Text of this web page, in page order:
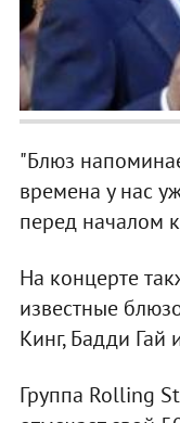
"Блюз
времена у нас
перед началом
На концерте
известные
Кинг, Бадди Гай
Группа Rolling